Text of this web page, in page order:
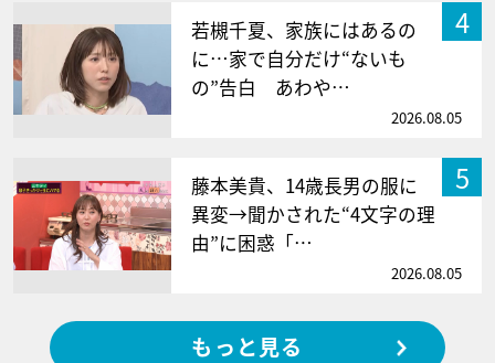
4
若槻千夏、家族にはあるの
に…家で自分だけ“ないも
の”告白 あわや…
2026.08.05
5
藤本美貴、14歳長男の服に
異変→聞かされた“4文字の理
由”に困惑「…
2026.08.05
もっと見る